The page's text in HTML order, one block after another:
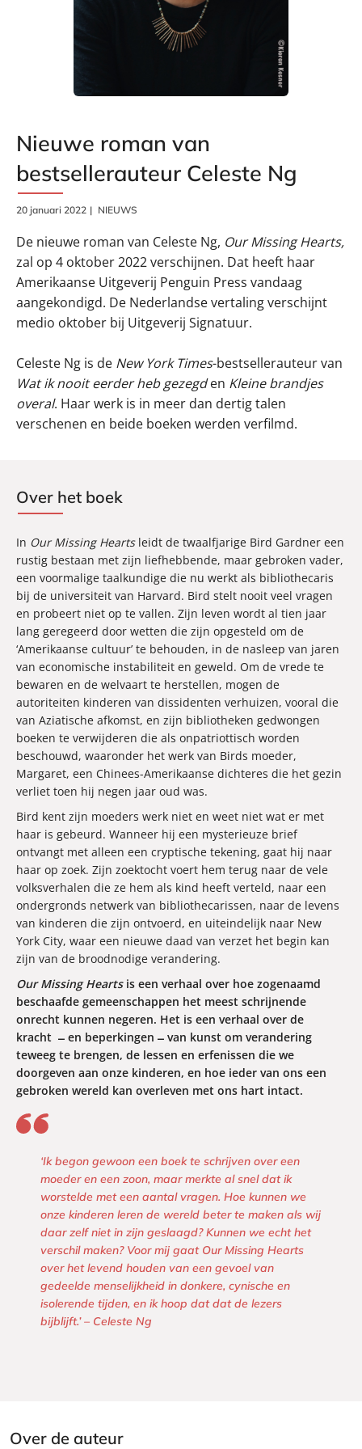
Nieuwe roman van
bestsellerauteur Celeste Ng
20 januari 2022 NIEUWS
De nieuwe roman van Celeste Ng, Our Missing Hearts,
zal op 4 oktober 2022 verschijnen. Dat heeft haar
Amerikaanse Uitgeverij Penguin Press vandaag
aangekondigd. De Nederlandse vertaling verschijnt
medio oktober bij Uitgeverij Signatuur.
Celeste Ng is de New York Times-bestsellerauteur van
Wat ik nooit eerder heb gezegden Kleine brandjes
overal. Haar werk is in meer dan dertig talen
verschenen en beide boeken werden verfilmd.
Over het boek
In Our Missing Heartsleidt de twaalfjarige Bird Gardner een
rustig bestaan met zijn liefhebbende, maar gebroken vader,
een voormalige taalkundige die nu werkt als bibliothecaris
bij de universiteit van Harvard. Bird stelt nooit veel vragen
en probeert niet op te vallen. Zijn leven wordt al tien jaar
lang geregeerd door wetten die zijn opgesteld om de
‘Amerikaanse cultuur’ te behouden, in de nasleep van jaren
van economische instabiliteit en geweld. Om de vrede te
bewaren en de welvaart te herstellen, mogen de
autoriteiten kinderen van dissidenten verhuizen, vooral die
van Aziatische afkomst, en zijn bibliotheken gedwongen
boeken te verwijderen die als onpatriottisch worden
beschouwd, waaronder het werk van Birds moeder,
Margaret, een Chinees-Amerikaanse dichteres die het gezin
verliet toen hij negen jaar oud was.
Bird kent zijn moeders werk niet en weet niet wat er met
haar is gebeurd. Wanneer hij een mysterieuze brief
ontvangt met alleen een cryptische tekening, gaat hij naar
haar op zoek. Zijn zoektocht voert hem terug naar de vele
volksverhalen die ze hem als kind heeft verteld, naar een
ondergronds netwerk van bibliothecarissen, naar de levens
van kinderen die zijn ontvoerd, en uiteindelijk naar New
York City, waar een nieuwe daad van verzet het begin kan
zijn van de broodnodige verandering.
Our Missing Heartsis een verhaal over hoe zogenaamd
beschaafde gemeenschappen het meest schrijnende
onrecht kunnen negeren. Het is een verhaal over de
krachten beperkingenvan kunst om verandering
teweeg te brengen, de lessen en erfenissen die we
doorgeven aan onze kinderen, en hoe ieder van ons een
gebroken wereld kan overleven met ons hart intact.
‘Ik begon gewoon een boek te schrijven over een
moeder en een zoon, maar merkte al snel dat ik
worstelde met een aantal vragen. Hoe kunnen we
onze kinderen leren de wereld beter te maken als wij
daar zelf niet in zijn geslaagd? Kunnen we echt het
verschil maken? Voor mij gaat Our Missing Hearts
over het levend houden van een gevoel van
gedeelde menselijkheid in donkere, cynische en
isolerende tijden, en ik hoop dat dat de lezers
bijblijft.’ – Celeste Ng
Over de auteur